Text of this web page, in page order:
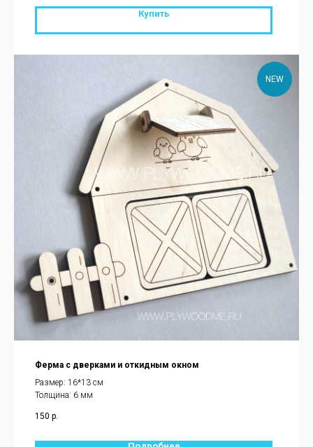
Купить
NEW
Ферма с дверками и откидным окном
Размер: 16*13 см
Толщина: 6 мм
150 р.